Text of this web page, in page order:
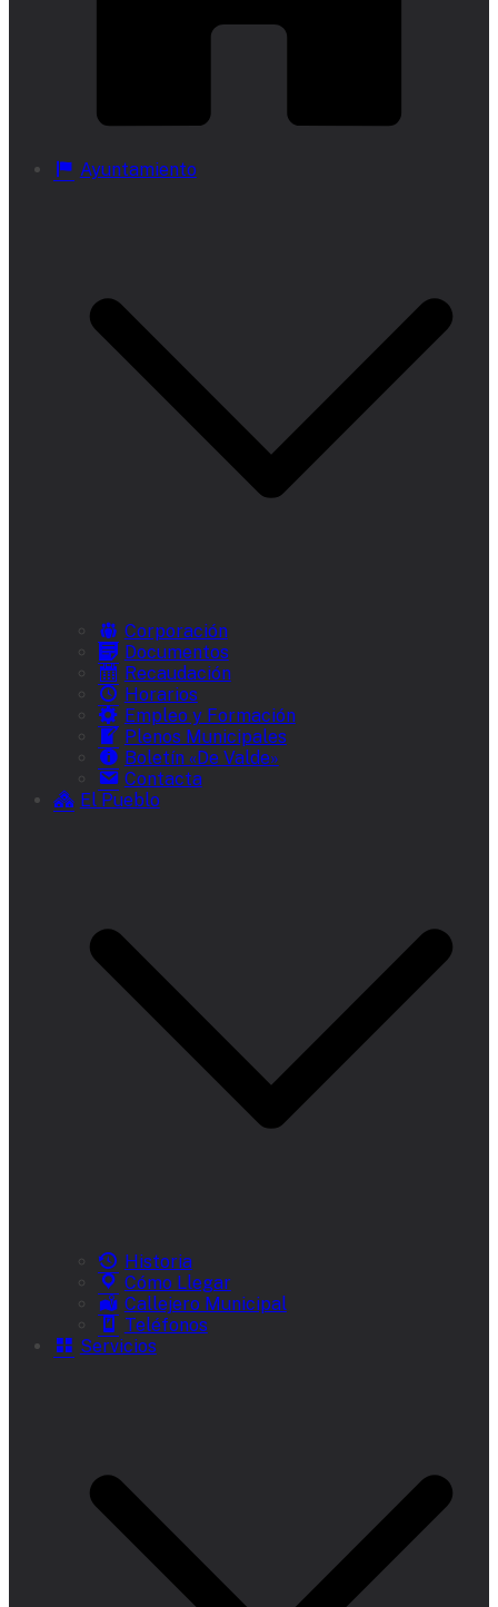
Ayuntamiento
Corporación
Documentos
Recaudación
Horarios
Empleo y Formación
Plenos Municipales
Boletín «De Valde»
Contacta
El Pueblo
Historia
Cómo Llegar
Callejero Municipal
Teléfonos
Servicios